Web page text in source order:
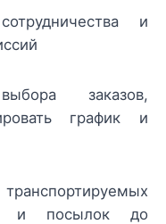
и
заказов,
график и
и посылок до